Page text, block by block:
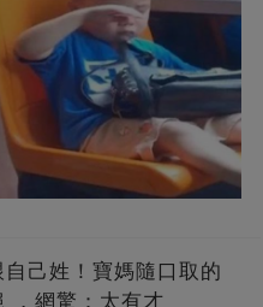
己姓！寶媽隨口取的
，網驚：太有才